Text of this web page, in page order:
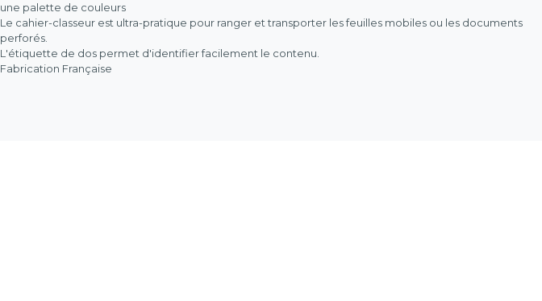
une palette de couleurs
Le cahier-classeur est ultra-pratique pour ranger et transporter les feuilles mobiles ou les documents
perforés.
L'étiquette de dos permet d'identifier facilement le contenu.
Fabrication Française